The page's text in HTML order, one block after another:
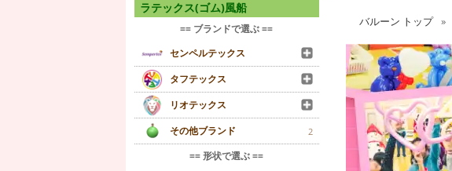
ラテックス(ゴム)風船
== ブランドで選ぶ ==
センペルテックス
タフテックス
リオテックス
その他ブランド
2
== 形状で選ぶ ==
バルーン トップ